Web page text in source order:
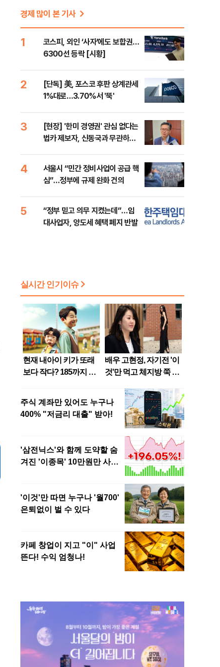
경제 많이 본 기사
1
코스피, 외인 ‘사자’에도 보합권…
6300선 등락 [시황]
2
[단독] 美, 포스코 후판 상계관세
1%대로…3.70%서 '뚝'
3
[현장] '한미 경영권' 관심 없다는
법카 제보자, 신동국과 무관하다
4
서울시 “민간 정비사업이 공급 핵
심”…정부에 규제 완화 건의
5
“정부 믿고 의무 지켰는데”…임
대사업자, 양도세 혜택 폐지 반발